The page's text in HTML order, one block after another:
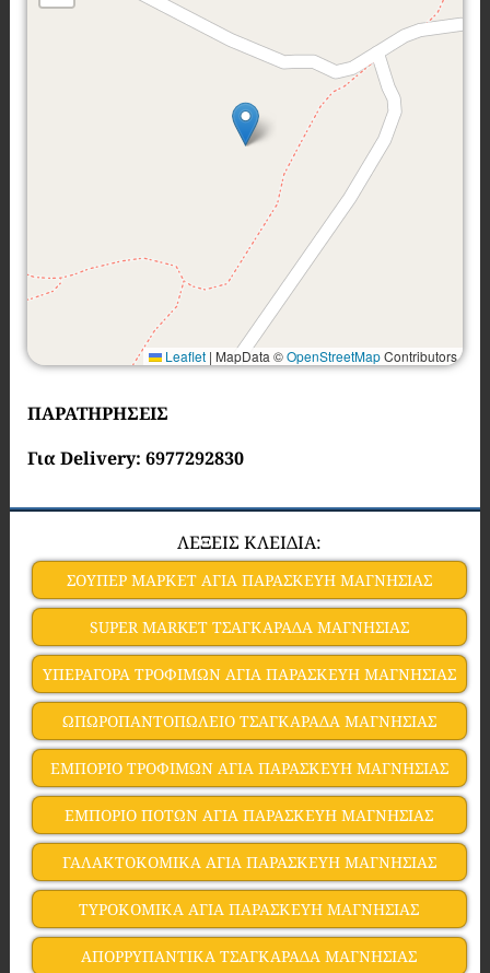
Leaflet | MapData ©OpenStreetMapContributors
ΠΑΡΑΤΗΡΗΣΕΙΣ
Για Delivery: 6977292830
ΛΕΞΕΙΣ ΚΛΕΙΔΙΑ:
ΣΟΥΠΕΡ ΜΑΡΚΕΤ ΑΓΙΑ ΠΑΡΑΣΚΕΥΗ ΜΑΓΝΗΣΙΑΣ
SUPER MARKET ΤΣΑΓΚΑΡΑΔΑ ΜΑΓΝΗΣΙΑΣ
YΠΕΡΑΓΟΡΑ ΤΡΟΦΙΜΩΝ ΑΓΙΑ ΠΑΡΑΣΚΕΥΗ ΜΑΓΝΗΣΙΑΣ
ΩΠΩΡΟΠΑΝΤΟΠΩΛΕΙΟ ΤΣΑΓΚΑΡΑΔΑ ΜΑΓΝΗΣΙΑΣ
ΕΜΠΟΡΙΟ ΤΡΟΦΙΜΩΝ ΑΓΙΑ ΠΑΡΑΣΚΕΥΗ ΜΑΓΝΗΣΙΑΣ
ΕΜΠΟΡΙΟ ΠΟΤΩΝ ΑΓΙΑ ΠΑΡΑΣΚΕΥΗ ΜΑΓΝΗΣΙΑΣ
ΓΑΛΑΚΤΟΚΟΜΙΚΑ ΑΓΙΑ ΠΑΡΑΣΚΕΥΗ ΜΑΓΝΗΣΙΑΣ
ΤΥΡΟΚΟΜΙΚΑ ΑΓΙΑ ΠΑΡΑΣΚΕΥΗ ΜΑΓΝΗΣΙΑΣ
ΑΠΟΡΡΥΠΑΝΤΙΚΑ ΤΣΑΓΚΑΡΑΔΑ ΜΑΓΝΗΣΙΑΣ